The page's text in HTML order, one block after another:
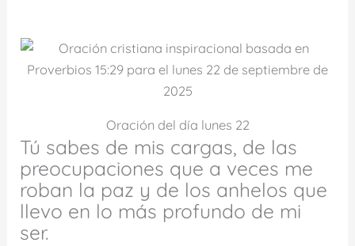
Oración del día lunes 22
Tú sabes de mis cargas, de las
preocupaciones que a veces me
roban la paz y de los anhelos que
llevo en lo más profundo de mi
ser.